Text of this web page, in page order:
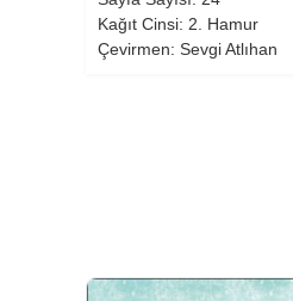
Kağıt Cinsi: 2. Hamur
Çevirmen: Sevgi Atlıhan